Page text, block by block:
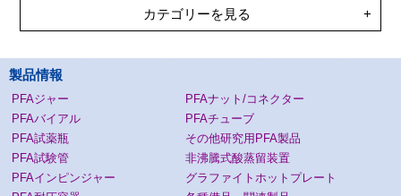
カテゴリーを見る
製品情報
PFAジャー
PFAバイアル
PFA試薬瓶
PFA試験管
PFAインピンジャー
PFAナット/コネクター
PFAチューブ
その他研究用PFA製品
非沸騰式酸蒸留装置
グラファイトホットプレート